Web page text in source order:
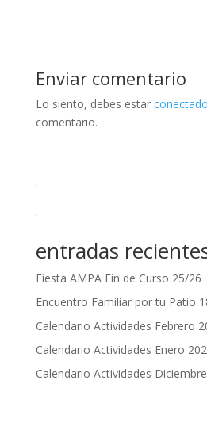
Enviar comentario
Lo siento, debes estar conectado
comentario.
entradas
Fiesta AMPA Fin de Curso 25/26
Encuentro Familiar por tu Patio
Calendario Actividades Febrero
Calendario Actividades Enero
Calendario Actividades